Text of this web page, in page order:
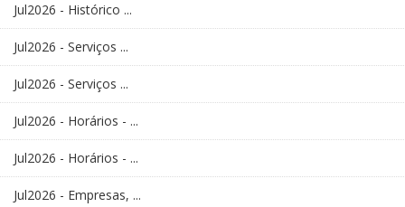
Jul2026 - Histórico ...
Jul2026 - Serviços ...
Jul2026 - Serviços ...
Jul2026 - Horários - ...
Jul2026 - Horários - ...
Jul2026 - Empresas, ...